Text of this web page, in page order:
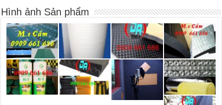
Hình ảnh Sản phẩm